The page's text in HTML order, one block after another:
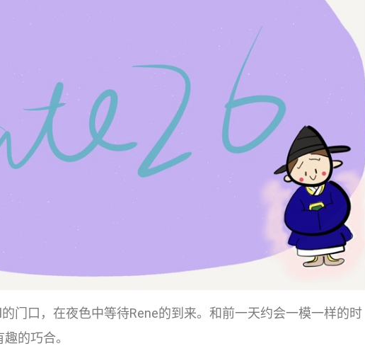
门口，在夜色中等待Rene的到来。和前一天约会一模一样的时
的巧合。